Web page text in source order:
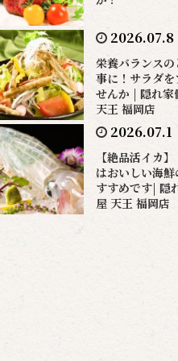
2026.07.8
栄養バランス
事に！サラダを
せんか | 隠れ家
天王 福岡店
2026.07.1
【絶品活イカ
はおいしい海
すすめです| 隠
屋 天王 福岡店